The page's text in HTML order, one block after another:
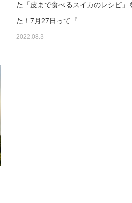
た「皮まで食べるスイカのレシピ」
た！7月27日って『…
2022.08.3